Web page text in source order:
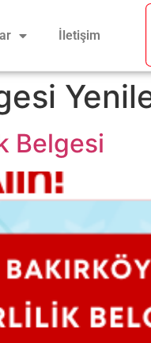
İletişim
Belgesi